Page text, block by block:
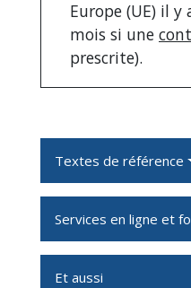
Europe (UE) il
mois si une
prescrite).
Textes de référence
Services en ligne et
Et aussi